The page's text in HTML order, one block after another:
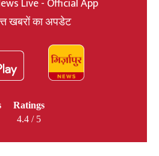
खबरों का अपडेट
Ratings
4.4 / 5